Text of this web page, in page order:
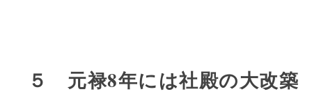
５ 元禄8年には社殿の大改築